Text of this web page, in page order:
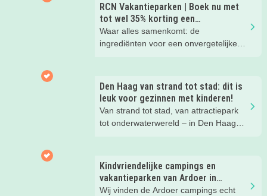
RCN Vakantieparken | Boek nu met
tot wel 35% korting een
zomervakantie!
Waar alles samenkomt: de
ingrediënten voor een onvergetelijke
Den Haag van strand tot stad: dit is
leuk voor gezinnen met kinderen!
Van strand tot stad, van attractiepark
tot onderwaterwereld – in Den Haag
ontspannen met een lekkere lunch op
het strand en een duik in zee. Heerlijk!
Kindvriendelijke campings en
vakantieparken van Ardoer in
Nederland
Wij vinden de Ardoer campings echt